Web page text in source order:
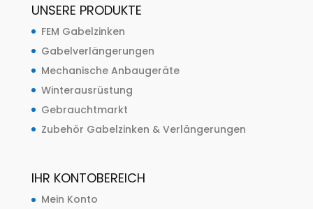
UNSERE PRODUKTE
FEM Gabelzinken
Gabelverlängerungen
Mechanische Anbaugeräte
Winterausrüstung
Gebrauchtmarkt
Zubehör Gabelzinken & Verlängerungen
IHR KONTOBEREICH
Mein Konto